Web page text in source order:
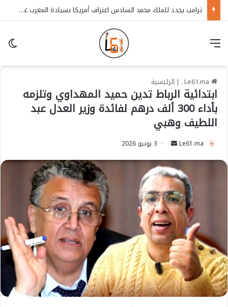
ترامب يجدد للملك محمد السادس اعتراف أمريكا بسيادة المغرب على الصحراء
| الرئيسية
ابتدائية الرباط تدين حميد المهداوي وتلزمه
بأداء 300 ألف درهم لفائدة وزير العدل عبد
اللطيف وهبي
Le61.ma
n
d
a
n
e
m
a
i
l
3 يونيو 2026